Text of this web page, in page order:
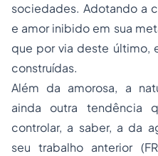
sociedades. Adotando a
e amor inibido em sua
que por via deste último,
construídas.
Além da amorosa, a
ainda outra tendência
controlar, a saber, a da
seu trabalho anterior